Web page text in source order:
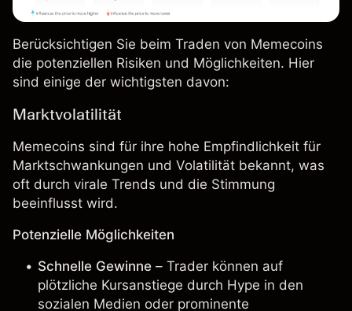
Berücksichtigen Sie beim Traden von Memecoins
die potenziellen Risiken und Möglichkeiten. Hier
sind einige der wichtigsten davon:
Marktvolatilität
Memecoins sind für ihre hohe Empfindlichkeit für
Marktschwankungen und Volatilität bekannt, was
oft durch virale Trends und die Stimmung
beeinflusst wird.
Potenzielle Möglichkeiten
Schnelle Gewinne – Trader können auf
plötzliche Kursanstiege durch Hype in den
sozialen Medien oder prominente